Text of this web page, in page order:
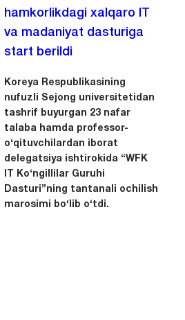
hamkorlikdagi xalqaro IT
va madaniyat dasturiga
start berildi
Koreya Respublikasining
nufuzli Sejong universitetidan
tashrif buyurgan 23 nafar
talaba hamda professor-
o‘qituvchilardan iborat
delegatsiya ishtirokida “WFK
IT Ko‘ngillilar Guruhi
Dasturi”ning tantanali ochilish
marosimi bo‘lib o‘tdi.